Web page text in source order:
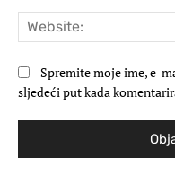
Spremite moje ime, e-
sljedeći put kada